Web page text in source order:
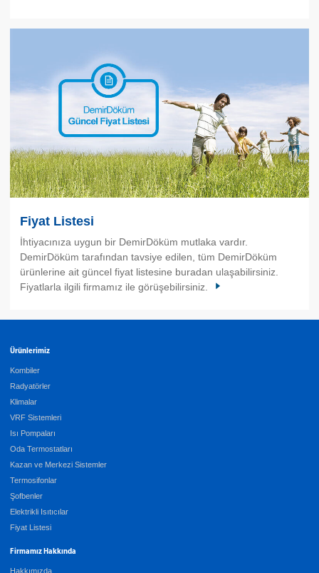
Fiyat Listesi
İhtiyacınıza uygun bir DemirDöküm mutlaka vardır.
DemirDöküm tarafından tavsiye edilen, tüm DemirDöküm
ürünlerine ait güncel fiyat listesine buradan ulaşabilirsiniz.
Fiyatlarla ilgili firmamız ile görüşebilirsiniz.
Ürünlerimiz
Kombiler
Radyatörler
Klimalar
VRF Sistemleri
Isı Pompaları
Oda Termostatları
Kazan ve Merkezi Sistemler
Termosifonlar
Şofbenler
Elektrikli Isıtıcılar
Fiyat Listesi
Firmamız Hakkında
Hakkımızda